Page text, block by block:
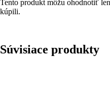
Tento produkt môžu ohodnotiť
kúpili.
Súvisiace produkty